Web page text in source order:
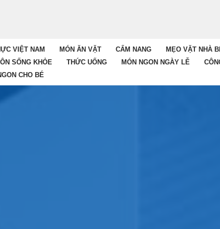
VIỆT NAM MÓN ĂN VẶT CẨM NANG MẸO VẶT NHÀ
SỐNG KHỎE
THỨC UỐNG MÓN NGON NGÀY LỄ
CHO BÉ